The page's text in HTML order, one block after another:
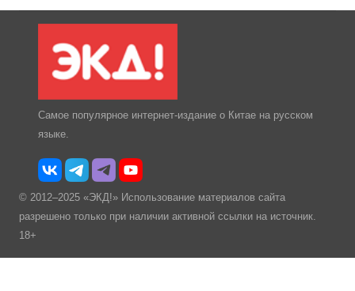
Самое популярное интернет-издание о Китае на русском
языке.
© 2012–2025 «ЭКД!» Использование материалов сайта
разрешено только при наличии активной ссылки на источник.
18+